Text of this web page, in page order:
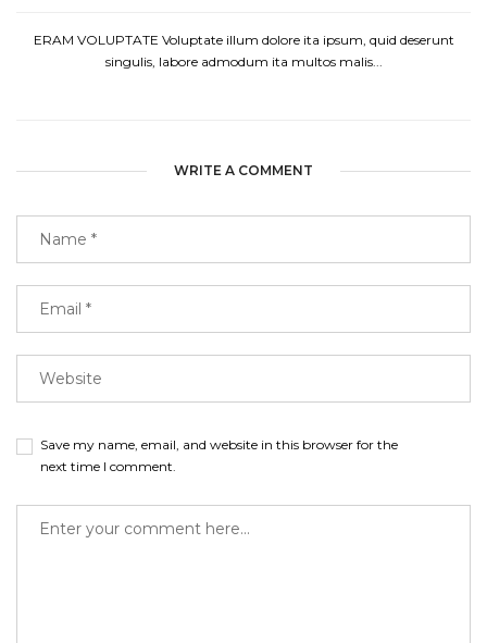
ERAM VOLUPTATE Voluptate illum dolore ita ipsum, quid deserunt
singulis, labore admodum ita multos malis...
WRITE A COMMENT
Save my name, email, and website in this browser for the
next time I comment.